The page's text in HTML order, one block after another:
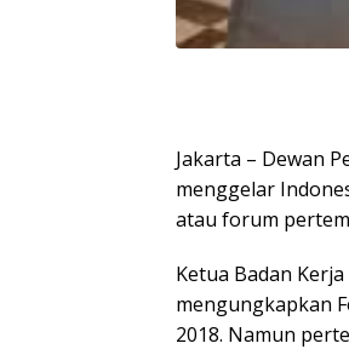
Jakarta – Dewan
menggelar
atau forum
Ketua Badan Kerja
mengungkapkan
2018. Namun